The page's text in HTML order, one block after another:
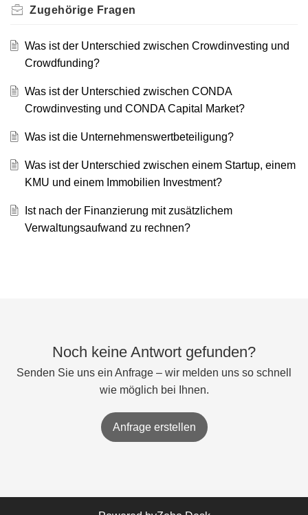
Zugehörige Fragen
Was ist der Unterschied zwischen Crowdinvesting und
Crowdfunding?
Was ist der Unterschied zwischen CONDA
Crowdinvesting und CONDA Capital Market?
Was ist die Unternehmenswertbeteiligung?
Was ist der Unterschied zwischen einem Startup, einem
KMU und einem Immobilien Investment?
Ist nach der Finanzierung mit zusätzlichem
Verwaltungsaufwand zu rechnen?
Noch keine Antwort gefunden?
Senden Sie uns ein Anfrage – wir melden uns so schnell
wie möglich bei Ihnen.
Anfrage erstellen